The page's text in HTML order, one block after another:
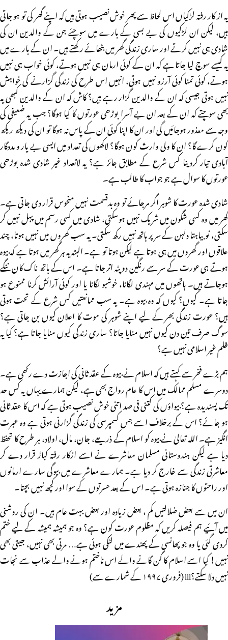
یہ از کار رفتہ لڑکیاں اس لحاظ سے پھر خوش نصیب ہوتی ہیں کہ اپنے گھر کی تو ہو جاتی
ہیں، لیکن ان لڑکیوں کی بے بسی کے بارے میں سوچئے جن کے والدین ان کی
شادی ہی نہیں کرتے اور ساری زندگی گھر میں بٹھائے رکھتے ہیں۔ ان کے بارے میں
یہ کیسے سوچ لیا جاتا ہے کہ ان کے کوئی ارمان ہی نہیں ہوتے، کوئی خواب ہی نہیں
ہوتے، کوئی تمنا کوئی آرزو نہیں ہوتی، انہیں اس طرح کی زندگی گزارنے کی خواہش
نہیں ہوتی جیسی کہ ان کے والدین گزار رہے ہیں؟ کاش کہ ان کے والدین کبھی یہ
بھی سوچتے کہ ان کے بعد ان بے آسرا بوڑھی عورتوں کا کیا ہوگا؟ جب یہ ضعیفی کی
وجہ سے معذور ہوجائیں گی اور ان کا اپنا کوئی ان کے پاس نہ ہوگا تو ان کی دیکھ ریکھ
کون کرے گا؟ ان کا ولی وارث کون ہوگا؟ لاکھوں کی تعداد میں ایسی بے یار و مددگار
آبادی تیار کردینا کس شرع کے مطابق جائز ہے؟ یہ لاتعداد غیر شادی شدہ بوڑھی
عورتوں کا سوال ہے جو جواب کا طالب ہے۔
شادی شدہ عورت کا شوہر اگر مرجائے تو وہ بدقسمت نہیں منحوس قرار دی جاتی ہے۔
گھر میں وہ کسی شگون میں شریک نہیں ہوسکتی، شادی میں کسی رسم میں پہل نہیں کر
سکتی، نوبیاہتا دلہن کے سر پر ہاتھ نہیں رکھ سکتی۔ یہ سب گھروں میں نہیں ہوتا، چند
علاقوں اور گھروں میں ہی ہوتا ہے لیکن ہوتا تو ہے۔ البتہ یہ ہر گھر میں ہوتا ہے کہ بیوہ
ہوتے ہی عورت کے سر سے رنگین دو پٹہ اتر جاتا ہے۔ اس کے ہاتھ ناک کان ننگے
ہوجاتے ہیں۔ ہاتھوں میں مہندی لگانا، خوشبو لگانا یا اور کوئی آرائش کرنا ممنوع ہو
جاتا ہے۔ کیوں؟ کیوں کہ وہ بیوہ ہے۔ یہ سب ممانعتیں کس شرع کے تحت ہوتی
ہیں؟ عورت زندگی بھر کے لیے اپنے شوہر کی موت کا اعلان کیوں بن جاتی ہے؟
سوگ صرف تین دن کیوں نہیں منایا جاتا؟ ساری زندگی کیوں منایا جاتا ہے؟ کیا یہ
ظلم غیر اسلامی نہیں ہے؟
ہم بڑے فخر سے کہتے ہیں کہ اسلام نے بیوہ کے عقد ثانی کی اجازت دے رکھی ہے۔
دوسرے مسلم ممالک میں اس کا عام رواج بھی ہے، لیکن ہمارے یہاں یہ کس حد
تک پسندیدہ ہے؟ بیواؤں کی کتنی فی صد اتنی خوش نصیب ہوتی ہے کہ اس کا عقد ثانی
ہو جائے؟ اس کے برخلاف اسے جس کسمپرسی کی زندگی گزارنی ہوتی ہے وہ عبرت
انگیز ہے۔ اللہ تعالیٰ نے بیوہ کو اسلام کے ذریعے، جان، مال، اولاد، ہر طرح کا تحفظ
دیا ہے لیکن ہندوستانی مسلمان معاشرے نے اسے ازکار رفتہ کباڑ قرار دے کر
معاشرتی زندگی سے خارج کر دیا ہے۔ ہمارے معاشرے میں بیوگی سارے ارمانوں
اور راحتوں کا جنازہ ہوتی ہے۔ اس کے بعد حسرتوں کے سوا اور کچھ نہیں بچتا۔
ان میں سے بعض ضلالتیں کم ، بعض زیادہ اور بعض بہت عام ہیں۔ ان کی روشنی
میں آئیے ہم فیصلہ کریں کہ مظلوم عورت کون ہے؟ وہ جو ہمیشہ ہمیشہ کے لیے ختم
کردی گئی یا وہ جو پھانسی کے پھندے میں لٹکی ہوئی ہے… مرتی بھی نہیں، جیتی بھی
نہیں! کیا اسے اسلام کا گن گانے والے اس ناختم ہونے والے عذاب سے نجات
نہیں دلا سکتے؟lll (فروری ۱۹۹۷ کے شمارے سے)
مزید